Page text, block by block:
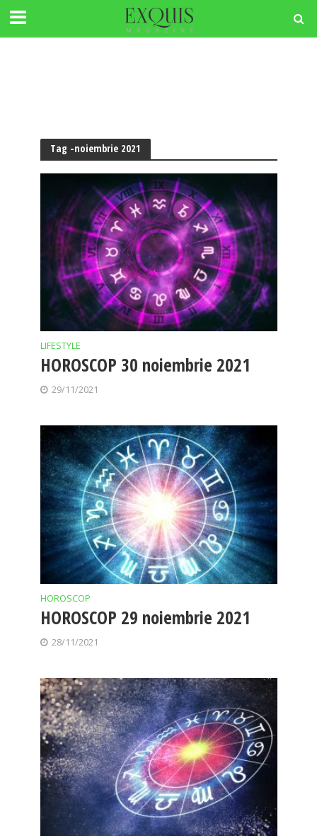
Tag -noiembrie 2021
LIFESTYLE
HOROSCOP 30 noiembrie 2021
29/11/2021
HOROSCOP
HOROSCOP 29 noiembrie 2021
28/11/2021